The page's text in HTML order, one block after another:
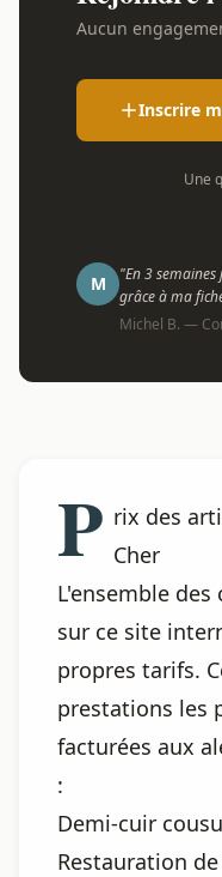
Aucun
Inscrire
Une
M
"En 3
grâce à ma
Michel B. —
P rix des
Cher
L'ensemble
sur ce site
propres tarifs.
prestations les
facturées aux
:
Demi-cuir
Restauration